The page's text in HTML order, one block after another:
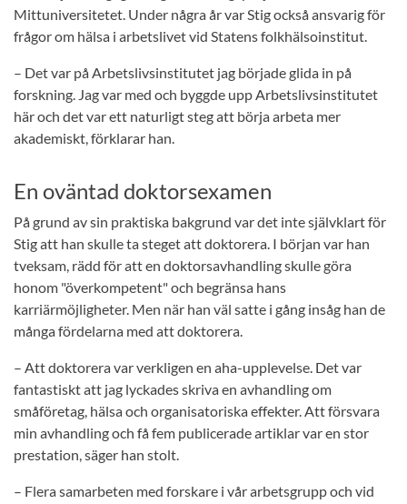
Mittuniversitetet. Under några år var Stig också ansvarig för
frågor om hälsa i arbetslivet vid Statens folkhälsoinstitut.
– Det var på Arbetslivsinstitutet jag började glida in på
forskning. Jag var med och byggde upp Arbetslivsinstitutet
här och det var ett naturligt steg att börja arbeta mer
akademiskt, förklarar han.
En oväntad doktorsexamen
På grund av sin praktiska bakgrund var det inte självklart för
Stig att han skulle ta steget att doktorera. I början var han
tveksam, rädd för att en doktorsavhandling skulle göra
honom "överkompetent" och begränsa hans
karriärmöjligheter. Men när han väl satte i gång insåg han de
många fördelarna med att doktorera.
– Att doktorera var verkligen en aha-upplevelse. Det var
fantastiskt att jag lyckades skriva en avhandling om
småföretag, hälsa och organisatoriska effekter. Att försvara
min avhandling och få fem publicerade artiklar var en stor
prestation, säger han stolt.
– Flera samarbeten med forskare i vår arbetsgrupp och vid